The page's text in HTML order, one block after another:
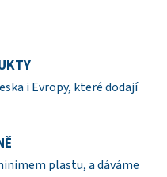
i Evropy, které dodají
plastu, a dáváme